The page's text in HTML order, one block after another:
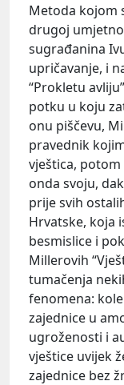
Metoda kojom
drugoj
sugrađanina
upričavanje, i
“Prokletu
potku u koju
onu piščevu,
pravednik
vještica,
onda svoju,
prije svih
Hrvatske, koja
besmislice i
Millerovih
tumačenja
fenomena:
zajednice u
ugroženosti i
vještice uvijek
zajednice bez